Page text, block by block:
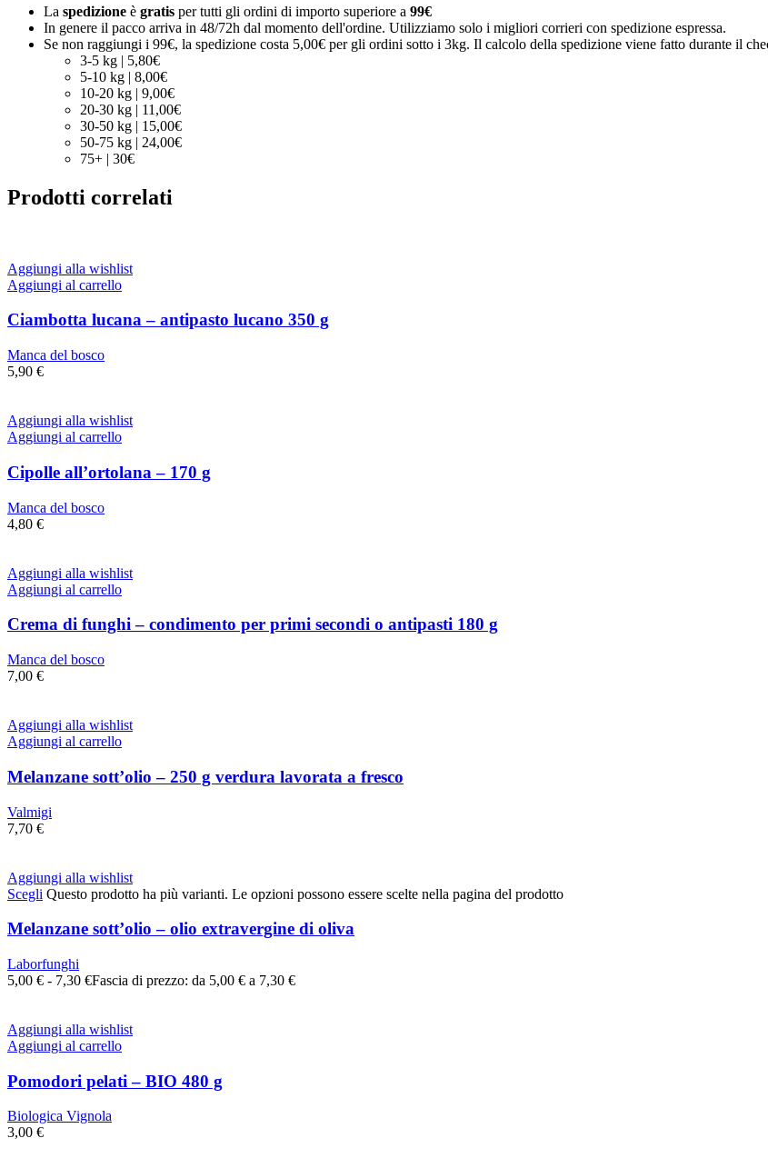
La spedizione è gratis per tutti gli ordini di importo superiore a 99€
In genere il pacco arriva in 48/72h dal momento dell'ordine. Utilizziamo solo i migliori corrieri con spedizione espressa.
Se non raggiungi i 99€, la spedizione costa 5,00€ per gli ordini sotto i 3kg. Il calcolo della spedizione viene fatto durante il
3-5 kg | 5,80€
5-10 kg | 8,00€
10-20 kg | 9,00€
20-30 kg | 11,00€
30-50 kg | 15,00€
50-75 kg | 24,00€
75+ | 30€
Prodotti correlati
Aggiungi alla wishlist
Aggiungi al carrello
Ciambotta lucana – antipasto lucano 350 g
Manca del bosco
5,90 €
Aggiungi alla wishlist
Aggiungi al carrello
Cipolle all’ortolana – 170 g
Manca del bosco
4,80 €
Aggiungi alla wishlist
Aggiungi al carrello
Crema di funghi – condimento per primi secondi o antipasti 180 g
Manca del bosco
7,00 €
Aggiungi alla wishlist
Aggiungi al carrello
Melanzane sott’olio – 250 g verdura lavorata a fresco
Valmigi
7,70 €
Aggiungi alla wishlist
Scegli Questo prodotto ha più varianti. Le opzioni possono essere scelte nella pagina del prodotto
Melanzane sott’olio – olio extravergine di oliva
Laborfunghi
5,00 € - 7,30 €Fascia di prezzo: da 5,00 € a 7,30 €
Aggiungi alla wishlist
Aggiungi al carrello
Pomodori pelati – BIO 480 g
Biologica Vignola
3,00 €